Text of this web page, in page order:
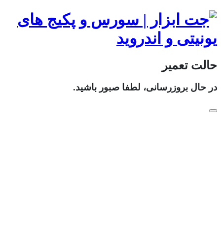
حالت تعمیر
در حال بروزرسانی، لطفا صبور باشید.